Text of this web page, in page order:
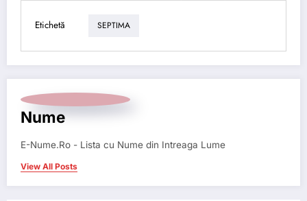
Etichetă SEPTIMA
Nume
E-Nume.Ro - Lista cu Nume din Intreaga Lume
View All Posts